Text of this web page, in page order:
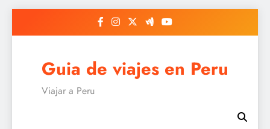
Guia de viajes en Peru
Viajar a Peru